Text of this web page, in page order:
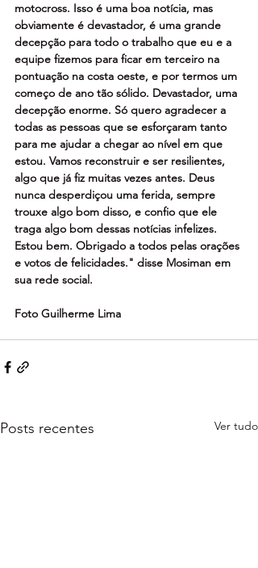
motocross. Isso é uma boa notícia, mas
obviamente é devastador, é uma grande
decepção para todo o trabalho que eu e a
equipe fizemos para ficar em terceiro na
pontuação na costa oeste, e por termos um
começo de ano tão sólido. Devastador, uma
decepção enorme. Só quero agradecer a
todas as pessoas que se esforçaram tanto
para me ajudar a chegar ao nível em que
estou. Vamos reconstruir e ser resilientes,
algo que já fiz muitas vezes antes. Deus
nunca desperdiçou uma ferida, sempre
trouxe algo bom disso, e confio que ele
traga algo bom dessas notícias infelizes.
Estou bem. Obrigado a todos pelas orações
e votos de felicidades." disse Mosiman em
sua rede social.
Foto Guilherme Lima
Posts recentes Ver tudo